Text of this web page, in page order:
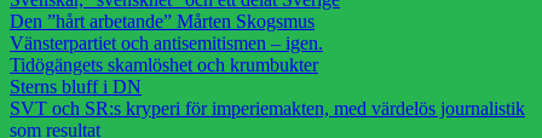
Den ”hårt arbetande” Mårten Skogsmus
Vänsterpartiet och antisemitismen – igen.
Tidögängets skamlöshet och krumbukter
Sterns bluff i DN
SVT och SR:s kryperi för imperiemakten, med värdelös journalistik
som resultat